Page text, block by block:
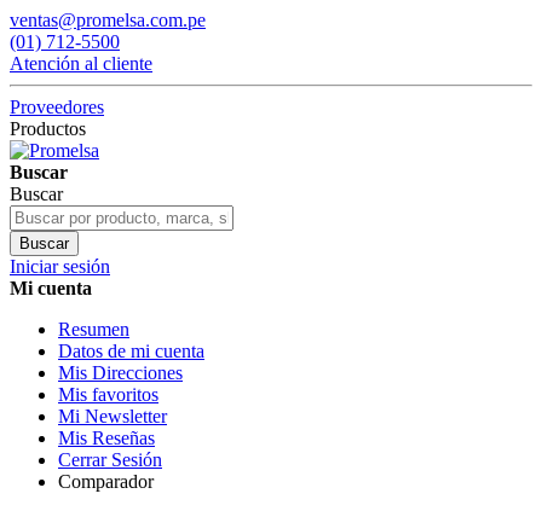
ventas@promelsa.com.pe
(01) 712-5500
Atención al cliente
Proveedores
Productos
Buscar
Buscar
Buscar
Iniciar sesión
Mi cuenta
Resumen
Datos de mi cuenta
Mis Direcciones
Mis favoritos
Mi Newsletter
Mis Reseñas
Cerrar Sesión
Comparador